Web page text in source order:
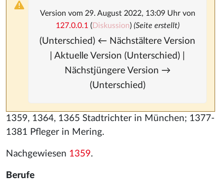
Version vom 29. August 2022, 13:09 Uhr von
127.0.0.1 (Diskussion) (Seite erstellt)
(Unterschied) ← Nächstältere Version
| Aktuelle Version (Unterschied) |
Nächstjüngere Version →
(Unterschied)
1359, 1364, 1365 Stadtrichter in München; 1377-
1381 Pfleger in Mering.
Nachgewiesen 1359.
Berufe